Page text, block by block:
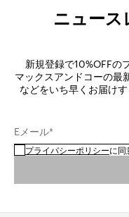
ニュース
新規登録で10%OFFの
マックスアンドコーの最
などをいち早くお届け
Eメール*
プライバシーポリシーに同